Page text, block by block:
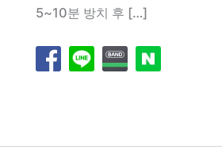
5~10분 방치 후 […]